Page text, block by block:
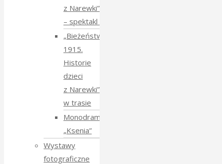
z Narewki”
⁠–⁠ spektakl teatralny
„Bieżeństwo
1915.
Historie
dzieci
z Narewki”
w trasie
Monodram
„Ksenia”
Wystawy
fotograficzne